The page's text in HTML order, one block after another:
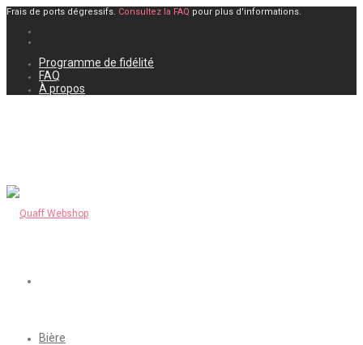
Frais de ports dégressifs. Consultez la FAQ pour plus d'informations.
Programme de fidélité
FAQ
À propos
Bière